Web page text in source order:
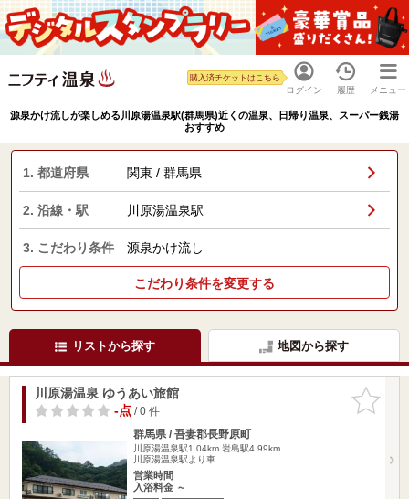
ログイン
購入済チケットはこちら
履歴 メニュー
源泉かけ流しが楽しめる川原湯温泉駅(群馬県)近くの温泉、日帰り温泉、スーパー銭湯
おすすめ
1. 都道府県 関東 / 群馬県
2. 沿線・駅 川原湯温泉駅
3. こだわり条件 源泉かけ流し
こだわり条件を変更する
リストから探す 地図から探す
お気に入
りに追加
川原湯温泉 ゆうあい旅館
-点/ 0 件
群馬県 / 吾妻郡長野原町
川原湯温泉駅1.04km 岩島駅4.99km
川原湯温泉駅より車
営業時間
入浴料金 ～